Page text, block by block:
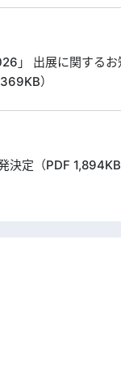
」 出展に関する
）
決定（PDF 1,894KB